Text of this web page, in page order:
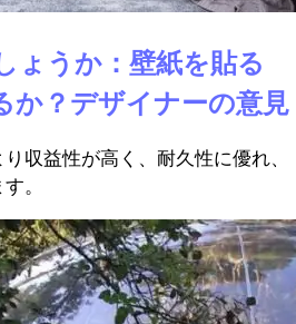
ょうか：壁紙を貼る
か？デザイナーの意見
収益性が高く、耐久性に優れ、
。